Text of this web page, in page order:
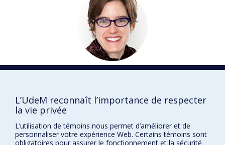
Cynthia E. MILTON
Fellow
DISTINCTIONS
L’UdeM reconnaît l’importance de respecter
la vie privée
L’utilisation de témoins nous permet d’améliorer et de
personnaliser votre expérience Web. Certains témoins sont
obligatoires pour assurer le fonctionnement et la sécurité